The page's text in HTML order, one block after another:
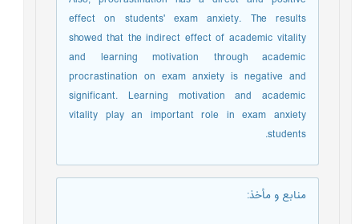
effect on students' exam anxiety. The results
showed that the indirect effect of academic vitality
and learning motivation through academic
procrastination on exam anxiety is negative and
significant. Learning motivation and academic
vitality play an important role in exam anxiety
students.
منابع و مأخذ: